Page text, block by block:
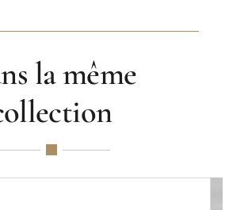
la même